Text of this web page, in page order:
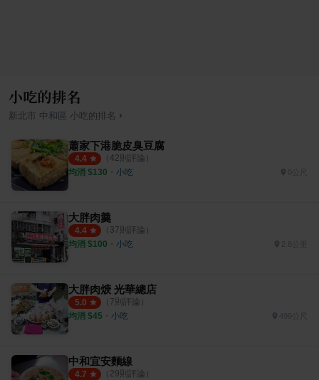
小吃的排名
新北市 中和區 小吃 的排名 ›
蕭家下港脆皮臭豆腐
4.4 （ 42則評論）
均消 $130 ・ 小吃
大胖肉羹
4.4 （ 37則評論）
均消 $100 ・ 小吃
大胖肉焿 光華總店
5.0 （ 7則評論）
均消 $45 ・ 小吃 499公尺
中和宜安麵線
4.7 （ 29則評論）